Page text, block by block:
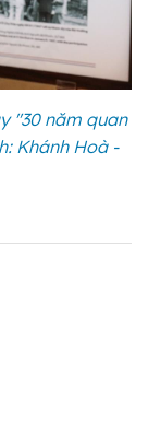
"30 năm quan
Khánh Hoà -